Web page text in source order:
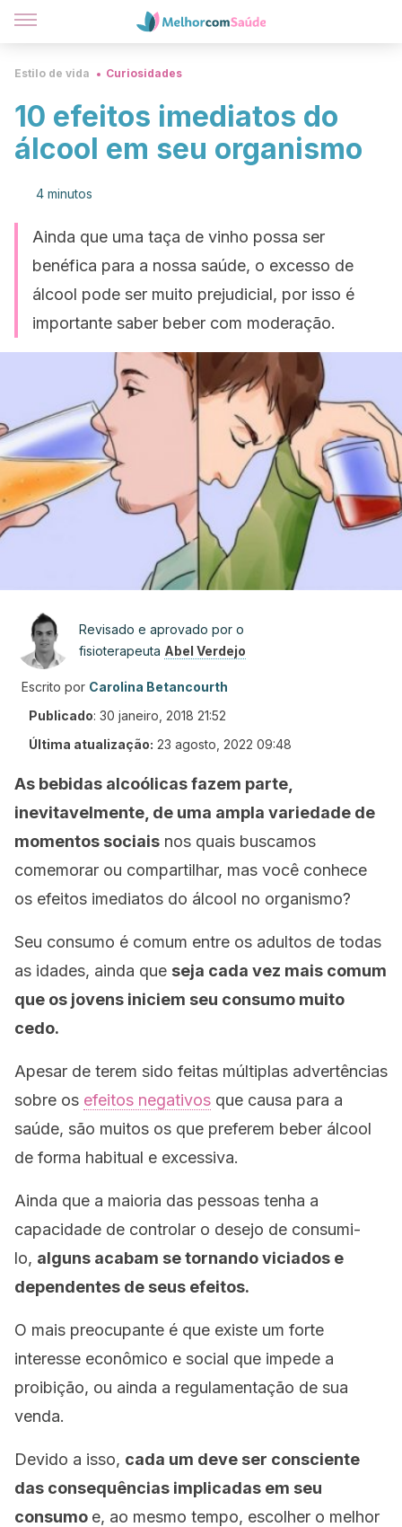
Estilo de vida Curiosidades
10 efeitos imediatos do
álcool em seu organismo
4 minutos
Ainda que uma taça de vinho possa ser
benéfica para a nossa saúde, o excesso de
álcool pode ser muito prejudicial, por isso é
importante saber beber com moderação.
Revisado e aprovado por o
fisioterapeuta Abel Verdejo
Escrito por Carolina Betancourth
Publicado: 30 janeiro, 2018 21:52
Última atualização: 23 agosto, 2022 09:48
As bebidas alcoólicas fazem parte,
inevitavelmente, de uma ampla variedade de
momentos sociais nos quais buscamos
comemorar ou compartilhar, mas você conhece
os efeitos imediatos do álcool no organismo?
Seu consumo é comum entre os adultos de todas
as idades, ainda que seja cada vez mais comum
que os jovens iniciem seu consumo muito
cedo.
Apesar de terem sido feitas múltiplas advertências
sobre os efeitos negativos que causa para a
saúde, são muitos os que preferem beber álcool
de forma habitual e excessiva.
Ainda que a maioria das pessoas tenha a
capacidade de controlar o desejo de consumi-
lo, alguns acabam se tornando viciados e
dependentes de seus efeitos.
O mais preocupante é que existe um forte
interesse econômico e social que impede a
proibição, ou ainda a regulamentação de sua
venda.
Devido a isso, cada um deve ser consciente
das consequências implicadas em seu
consumo e, ao mesmo tempo, escolher o melhor